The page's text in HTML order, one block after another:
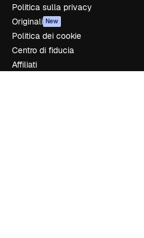
Politica sulla privacy
Originali New
Politica dei cookie
Centro di fiducia
Affiliati